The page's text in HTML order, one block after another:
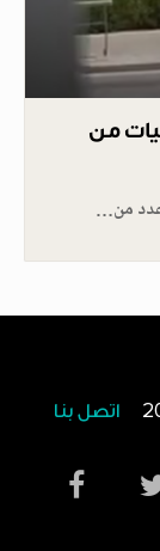
من
عدد من…
اتصل بنا